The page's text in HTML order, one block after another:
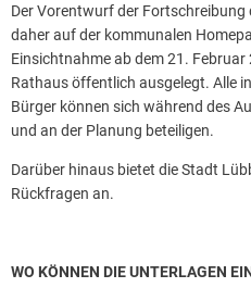
Der Vorentwurf der
daher auf der kommunalen
Einsichtnahme ab dem 21.
Rathaus öffentlich ausgelegt. Alle
Bürger können sich während des
und an der Planung beteiligen.
Darüber hinaus bietet die Stadt
Rückfragen an.
WO KÖNNEN DIE UNTERLAGEN